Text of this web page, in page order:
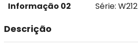
Informação 02 Série: W212
Descrição